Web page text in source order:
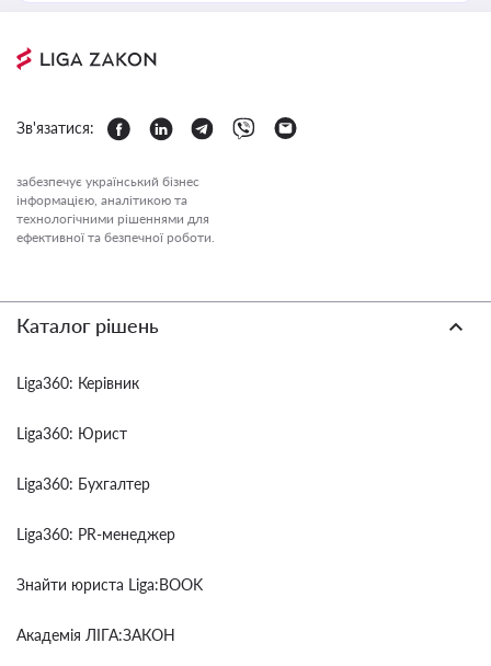
Зв'язатися:
забезпечує український бізнес
інформацією, аналітикою та
технологічними рішеннями для
ефективної та безпечної роботи.
Каталог рішень
Liga360: Керівник
Liga360: Юрист
Liga360: Бухгалтер
Liga360: PR-менеджер
Знайти юриста Liga:BOOK
Академія ЛІГА:ЗАКОН